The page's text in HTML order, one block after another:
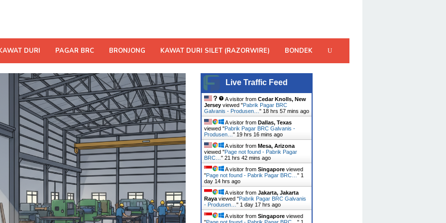
DURI PAGAR BRC BRONJONG KAWAT DURI SILET (RAZORWIRE) BONDEK
Live Traffic Feed
A visitor fromCedar Knolls, New
Jersey viewed "Pabrik Pagar BRC
Galvanis - Produsen…" 18 hrs 57 mins ago
A visitor fromDallas, Texas
viewed "Pabrik Pagar BRC Galvanis -
Produsen…" 19 hrs 16 mins ago
A visitor fromMesa, Arizona
viewed "Page not found - Pabrik Pagar
BRC…"21 hrs 42 mins ago
A visitor fromSingapore viewed
"Page not found - Pabrik Pagar BRC…" 1
day 14 hrs ago
A visitor fromJakarta, Jakarta
Raya viewed "Pabrik Pagar BRC Galvanis
- Produsen…" 1 day 17 hrs ago
A visitor fromSingapore viewed
"Page not found - Pabrik Pagar BRC…" 1